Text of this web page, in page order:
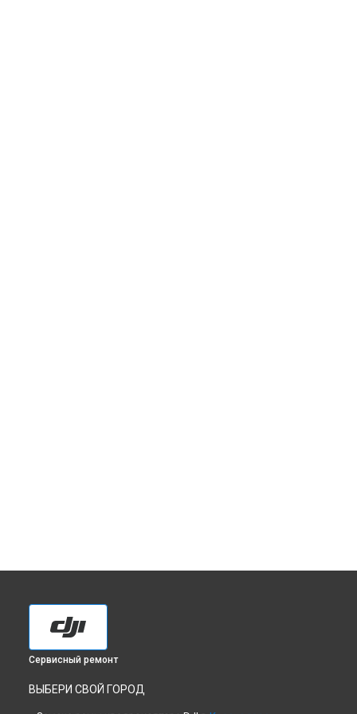
Сервисный ремонт
ВЫБЕРИ СВОЙ ГОРОД